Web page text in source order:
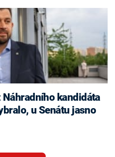
kandidáta
u Senátu jasno